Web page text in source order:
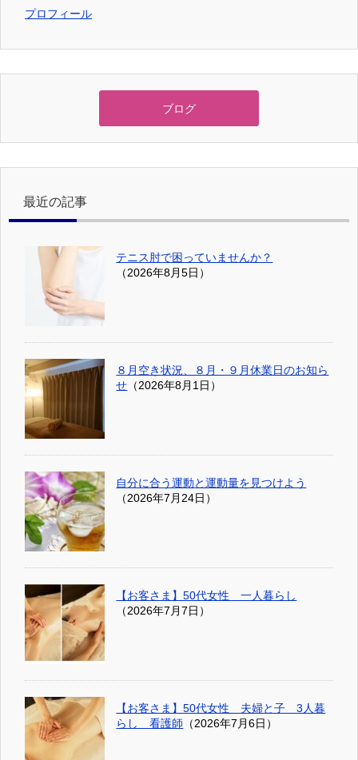
プロフィール
ブログ
最近の記事
テニス肘で困っていませんか？
（2026年8月5日）
８月空き状況、８月・９月休業日のお知ら
せ （2026年8月1日）
自分に合う運動と運動量を見つけよう
（2026年7月24日）
【お客さま】50代女性 一人暮らし
（2026年7月7日）
【お客さま】50代女性 夫婦と子 3人暮
らし 看護師 （2026年7月6日）